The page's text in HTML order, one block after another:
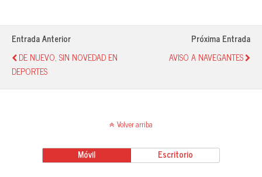
ok A
pp
y pa
Entrada Anterior
DE NUEVO, SIN NOVEDAD EN
DEPORTES
Próxima Entrada
AVISO A NAVEGANTES
Volver arriba
Móvil Escritorio